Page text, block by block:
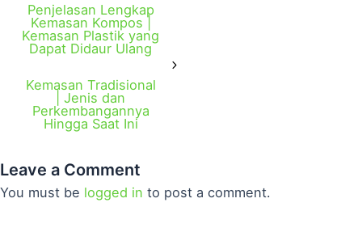
Penjelasan Lengkap
Kemasan Kompos |
Kemasan Plastik yang
Dapat Didaur Ulang
Kemasan Tradisional
| Jenis dan
Perkembangannya
Hingga Saat Ini
Leave a Comment
You must be logged in to post a comment.